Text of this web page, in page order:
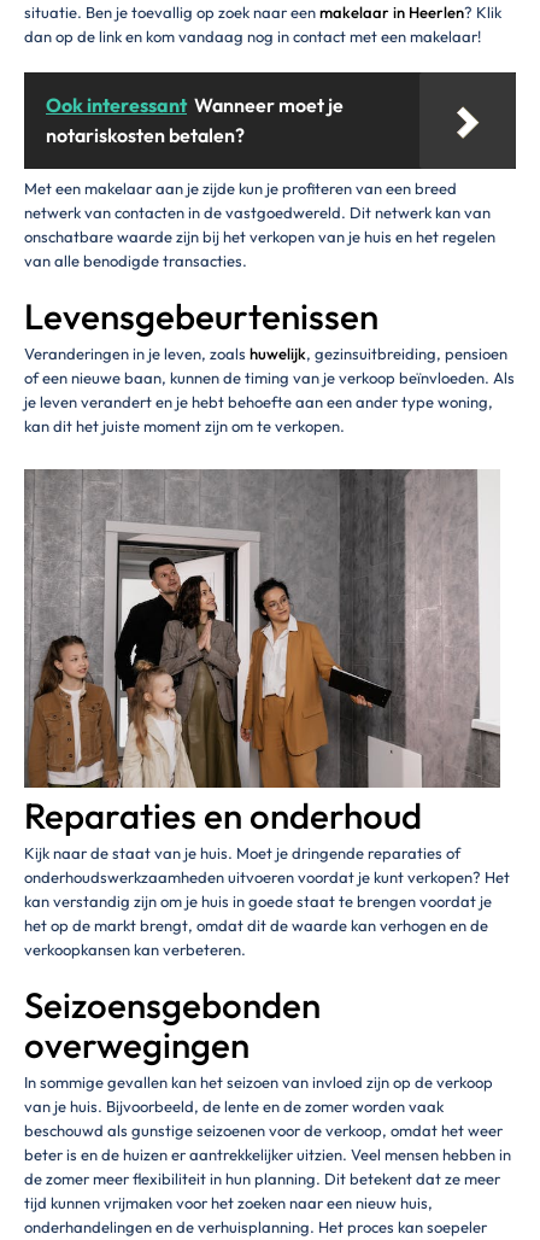
situatie. Ben je toevallig op zoek naar eenmakelaar in Heerlen? Klik
dan op de link en kom vandaag nog in contact met een makelaar!
Ook interessant Wanneer moet je
notariskosten betalen?
Met een makelaar aan je zijde kun je profiteren van een breed
netwerk van contacten in de vastgoedwereld. Dit netwerk kan van
onschatbare waarde zijn bij het verkopen van je huis en het regelen
van alle benodigde transacties.
Levensgebeurtenissen
Veranderingen in je leven, zoals huwelijk, gezinsuitbreiding, pensioen
of een nieuwe baan, kunnen de timing van je verkoop beïnvloeden. Als
je leven verandert en je hebt behoefte aan een ander type woning,
kan dit het juiste moment zijn om te verkopen.
Reparaties en onderhoud
Kijk naar de staat van je huis. Moet je dringende reparaties of
onderhoudswerkzaamheden uitvoeren voordat je kunt verkopen? Het
kan verstandig zijn om je huis in goede staat te brengen voordat je
het op de markt brengt, omdat dit de waarde kan verhogen en de
verkoopkansen kan verbeteren.
Seizoensgebonden
overwegingen
In sommige gevallen kan het seizoen van invloed zijn op de verkoop
van je huis. Bijvoorbeeld, de lente en de zomer worden vaak
beschouwd als gunstige seizoenen voor de verkoop, omdat het weer
beter is en de huizen er aantrekkelijker uitzien. Veel mensen hebben in
de zomer meer flexibiliteit in hun planning. Dit betekent dat ze meer
tijd kunnen vrijmaken voor het zoeken naar een nieuw huis,
onderhandelingen en de verhuisplanning. Het proces kan soepeler